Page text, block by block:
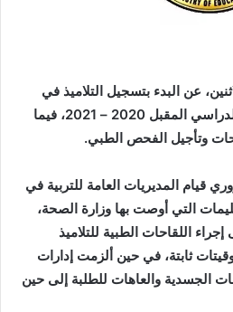
عن البدء بتسجيل التلاميذ في
مرحلة الأول الابتدائي للعام الدراسي المقبل 2020 – 2021، فيما
وتأجيل الفحص الطبي.
قيام المديريات العامة للتربية في
التي أوصت بها وزارة الصحة،
اللقاحات الطبية للتلاميذ
ثابتة، في حين ألزمت إدارات
الجسدية والعاهات للطلبة إلى حين